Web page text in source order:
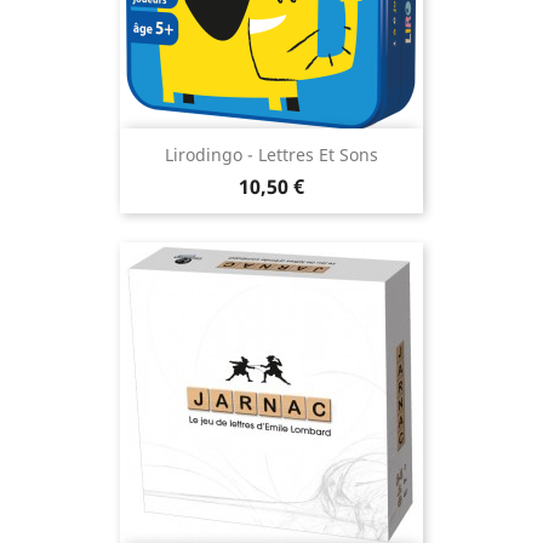
Lirodingo - Lettres Et Sons
Prix
10,50 €